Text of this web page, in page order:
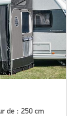
de : 250 cm